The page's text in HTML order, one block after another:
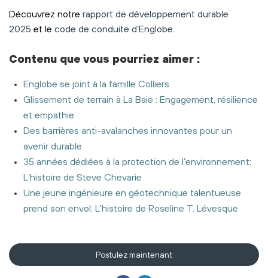
Découvrez notre rapport de développement durable
2025 et le code de conduite d’Englobe.
Contenu que vous pourriez aimer :
Englobe se joint à la famille Colliers
Glissement de terrain à La Baie : Engagement, résilience
et empathie
Des barrières anti-avalanches innovantes pour un
avenir durable
35 années dédiées à la protection de l’environnement:
L’histoire de Steve Chevarie
Une jeune ingénieure en géotechnique talentueuse
prend son envol: L'histoire de Roseline T. Lévesque
Postulez maintenant